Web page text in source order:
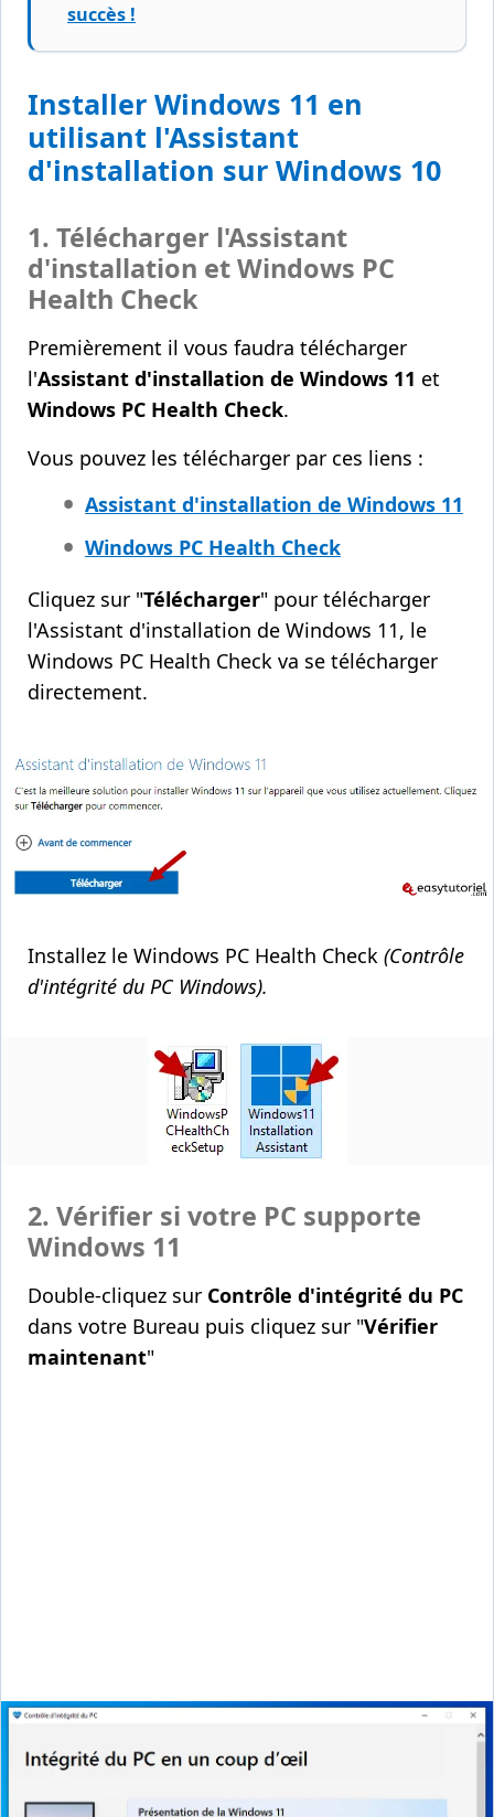
succès !
Installer Windows 11 en
utilisant l'Assistant
d'installation sur Windows 10
1. Télécharger l'Assistant
d'installation et Windows PC
Health Check
Premièrement il vous faudra télécharger
l'Assistant d'installation de Windows 11 et
Windows PC Health Check.
Vous pouvez les télécharger par ces liens :
Assistant d'installation de Windows 11
Windows PC Health Check
Cliquez sur "Télécharger" pour télécharger
l'Assistant d'installation de Windows 11, le
Windows PC Health Check va se télécharger
directement.
Installez le Windows PC Health Check (Contrôle
d'intégrité du PC Windows).
2. Vérifier si votre PC supporte
Windows 11
Double-cliquez sur Contrôle d'intégrité du PC
dans votre Bureau puis cliquez sur "Vérifier
maintenant"